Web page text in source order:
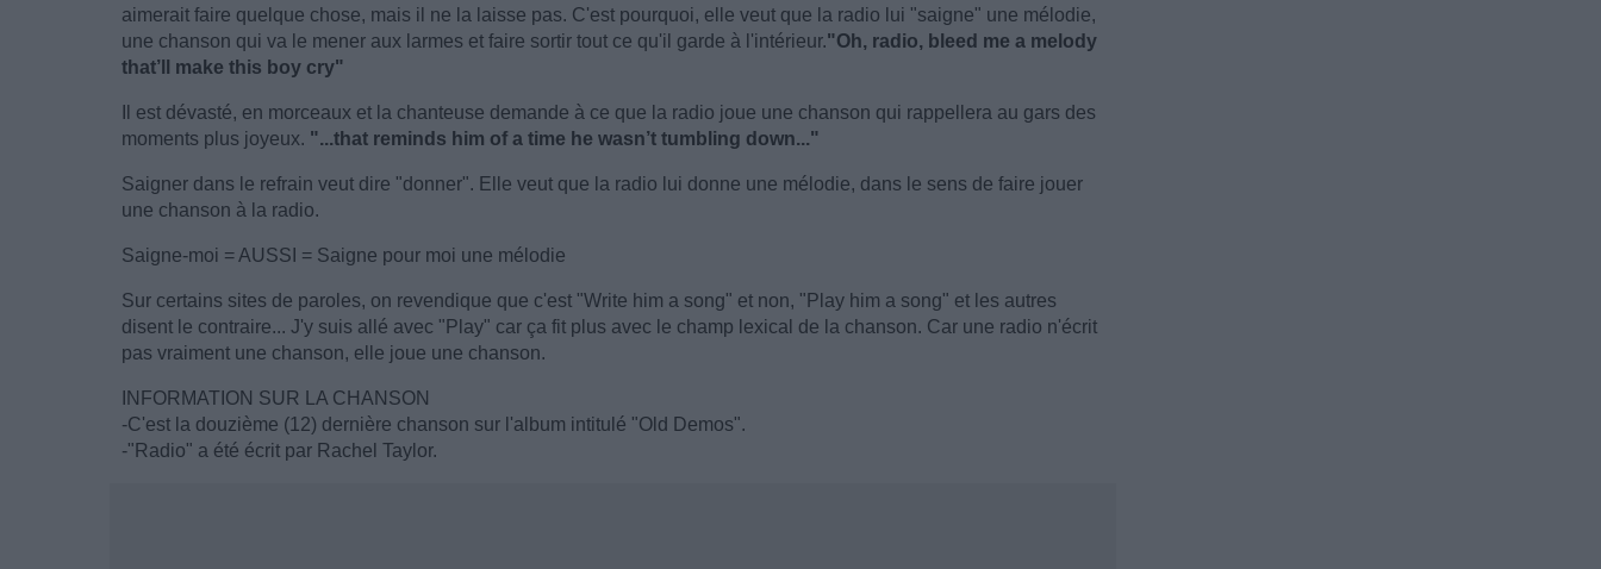
aimerait faire quelque chose, mais il ne la laisse pas. C'est pourquoi, elle veut que la radio lui "saigne" une mélodie,
une chanson qui va le mener aux larmes et faire sortir tout ce qu'il garde à l'intérieur."Oh, radio, bleed me a melody
that’ll make this boy cry"
Il est dévasté, en morceaux et la chanteuse demande à ce que la radio joue une chanson qui rappellera au gars des
moments plus joyeux. "...that reminds him of a time he wasn’t tumbling down..."
Saigner dans le refrain veut dire "donner". Elle veut que la radio lui donne une mélodie, dans le sens de faire jouer
une chanson à la radio.
Saigne-moi = AUSSI = Saigne pour moi une mélodie
Sur certains sites de paroles, on revendique que c'est "Write him a song" et non, "Play him a song" et les autres
disent le contraire... J'y suis allé avec "Play" car ça fit plus avec le champ lexical de la chanson. Car une radio n'écrit
pas vraiment une chanson, elle joue une chanson.
INFORMATION SUR LA CHANSON
-C'est la douzième (12) dernière chanson sur l'album intitulé "Old Demos".
-"Radio" a été écrit par Rachel Taylor.